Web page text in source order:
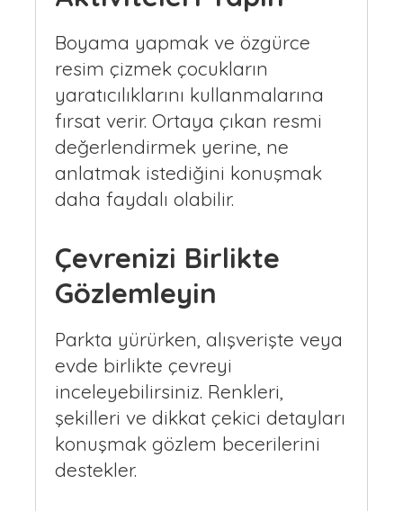
Boyama yapmak ve özgürce
resim çizmek çocukların
yaratıcılıklarını kullanmalarına
fırsat verir. Ortaya çıkan resmi
değerlendirmek yerine, ne
anlatmak istediğini konuşmak
daha faydalı olabilir.
Çevrenizi Birlikte
Gözlemleyin
Parkta yürürken, alışverişte veya
evde birlikte çevreyi
inceleyebilirsiniz. Renkleri,
şekilleri ve dikkat çekici detayları
konuşmak gözlem becerilerini
destekler.